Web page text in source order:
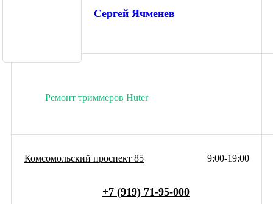
Сергей Ячменев
Ремонт триммеров Huter
9:00-19:00
Комсомольский проспект 85
+7 (919) 71-95-000